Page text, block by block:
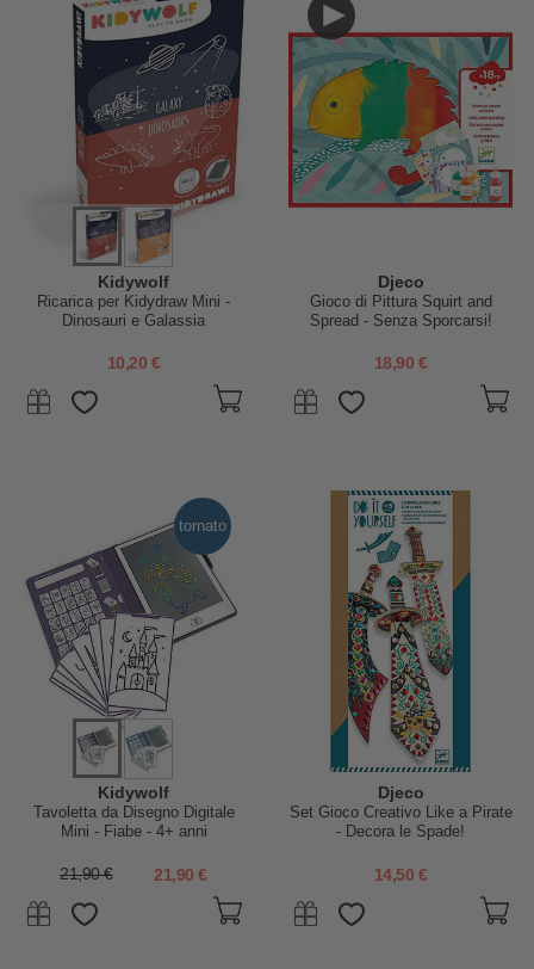
Kidywolf
Ricarica per Kidydraw Mini -
Dinosauri e Galassia
10,20 €
Djeco
Gioco di Pittura Squirt and
Spread - Senza Sporcarsi!
18,90 €
tornato
Kidywolf
Tavoletta da Disegno Digitale
Mini - Fiabe - 4+ anni
21,90 € 21,90 €
Djeco
Set Gioco Creativo Like a Pirate
- Decora le Spade!
14,50 €